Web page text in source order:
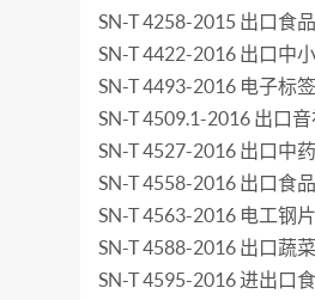
SN-T 4258-2015 出口食
SN-T 4422-2016 出口中
SN-T 4493-2016 电子标
SN-T 4509.1-2016 出口
SN-T 4527-2016 出口中
SN-T 4558-2016 出口食
SN-T 4563-2016 电工钢
SN-T 4588-2016 出口蔬
SN-T 4595-2016 进出口